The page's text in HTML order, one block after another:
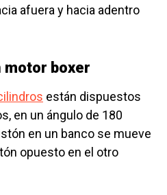
afuera y hacia adentro
motor boxer
están dispuestos
en un ángulo de 180
en un banco se mueve
opuesto en el otro